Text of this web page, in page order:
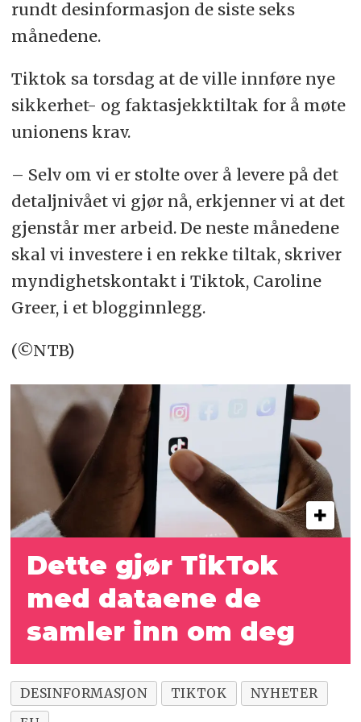
rundt desinformasjon de siste seks
månedene.
Tiktok sa torsdag at de ville innføre nye
sikkerhet- og faktasjekktiltak for å møte
unionens krav.
– Selv om vi er stolte over å levere på det
detaljnivået vi gjør nå, erkjenner vi at det
gjenstår mer arbeid. De neste månedene
skal vi investere i en rekke tiltak, skriver
myndighetskontakt i Tiktok, Caroline
Greer, i et blogginnlegg.
(©NTB)
Dette gjør TikTok
med dataene de
samler inn om deg
DESINFORMASJON TIKTOK
NYHETER